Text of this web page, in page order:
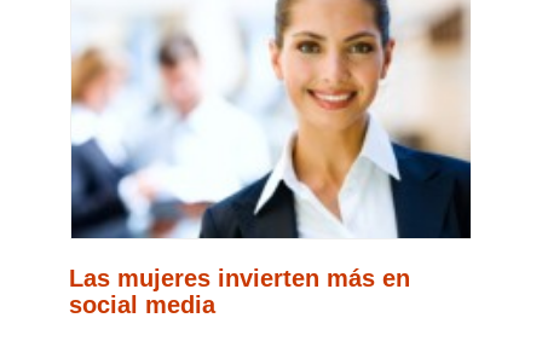
Las mujeres invierten más en
social media